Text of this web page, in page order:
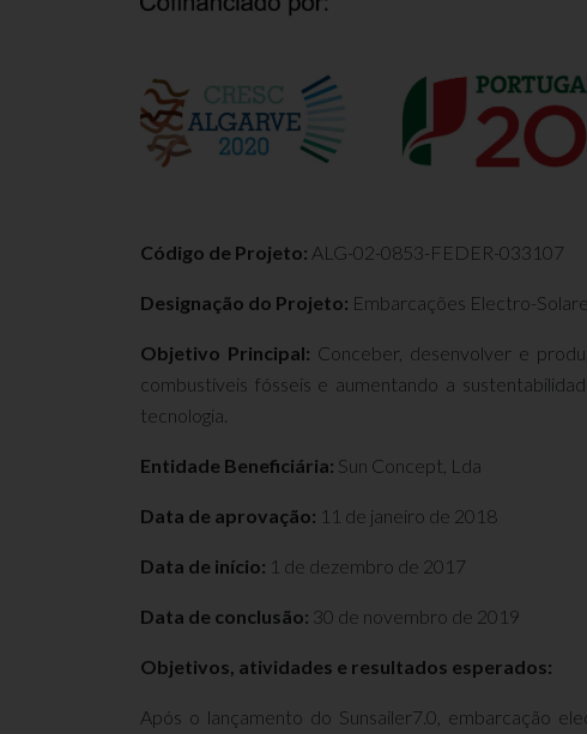
Código de Projeto: ALG-02-0853-FEDER-033107
Designação do Projeto: Embarcações Electro-
Objetivo Principal: Conceber, desenvolver e
combustíveis fósseis e aumentando a
tecnologia.
Entidade Beneficiária: Sun Concept, Lda
Data de aprovação: 11 de janeiro de 2018
Data de início: 1 de dezembro de 2017
Data de conclusão: 30 de novembro de 2019
Objetivos, atividades e resultados esperados:
Após o lançamento do Sunsailer7.0, embarcação